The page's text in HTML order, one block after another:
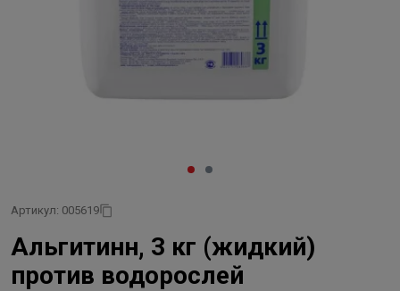
Артикул: 005619
Альгитинн, 3 кг (жидкий)
против водорослей